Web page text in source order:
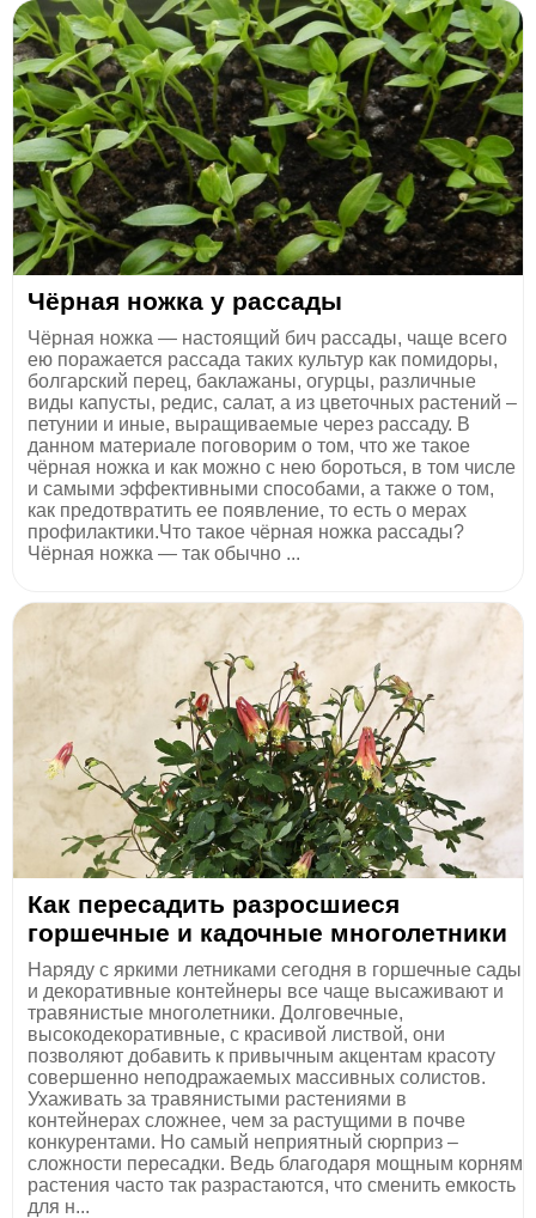
Чёрная ножка у рассады
Чёрная ножка — настоящий бич рассады, чаще всего
ею поражается рассада таких культур как помидоры,
болгарский перец, баклажаны, огурцы, различные
виды капусты, редис, салат, а из цветочных растений –
петунии и иные, выращиваемые через рассаду. В
данном материале поговорим о том, что же такое
чёрная ножка и как можно с нею бороться, в том числе
и самыми эффективными способами, а также о том,
как предотвратить ее появление, то есть о мерах
профилактики.Что такое чёрная ножка рассады?
Чёрная ножка — так обычно ...
Как пересадить разросшиеся
горшечные и кадочные многолетники
Наряду с яркими летниками сегодня в горшечные сады
и декоративные контейнеры все чаще высаживают и
травянистые многолетники. Долговечные,
высокодекоративные, с красивой листвой, они
позволяют добавить к привычным акцентам красоту
совершенно неподражаемых массивных солистов.
Ухаживать за травянистыми растениями в
контейнерах сложнее, чем за растущими в почве
конкурентами. Но самый неприятный сюрприз –
сложности пересадки. Ведь благодаря мощным корням
растения часто так разрастаются, что сменить емкость
для н...